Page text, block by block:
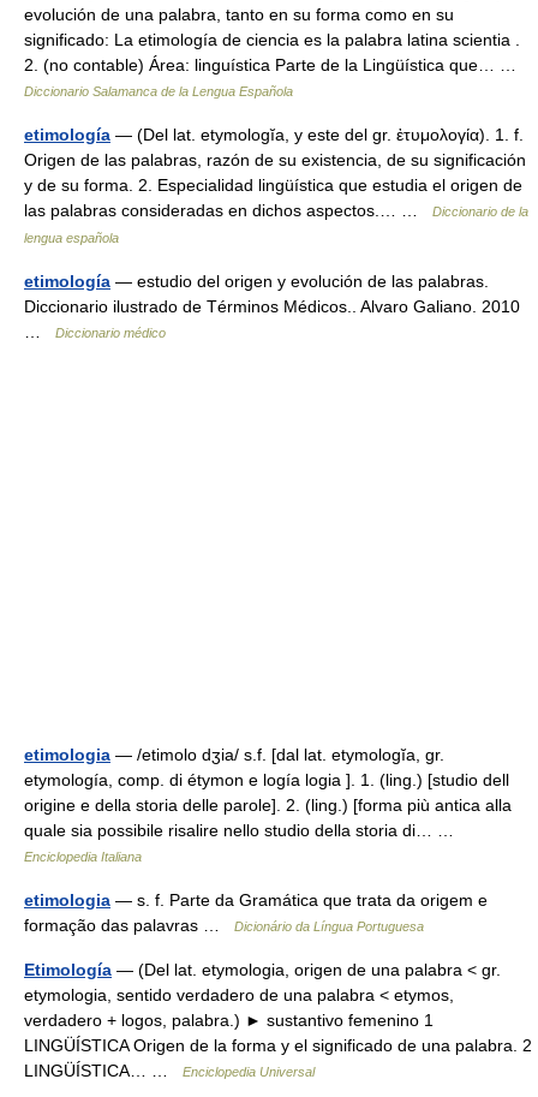
evolución de una palabra, tanto en su forma como en su
significado: La etimología de ciencia es la palabra latina scientia .
2. (no contable) Área: linguística Parte de la Lingüística que… …
Diccionario Salamanca de la Lengua Española
etimología — (Del lat. etymologĭa, y este del gr. ἐτυμολογία). 1. f.
Origen de las palabras, razón de su existencia, de su significación
y de su forma. 2. Especialidad lingüística que estudia el origen de
las palabras consideradas en dichos aspectos.… …
Diccionario de la
lengua española
etimología — estudio del origen y evolución de las palabras.
Diccionario ilustrado de Términos Médicos.. Alvaro Galiano. 2010
Diccionario médico
etimologia — /etimolo dʒia/ s.f. [dal lat. etymologĭa, gr.
etymología, comp. di étymon e logía logia ]. 1. (ling.) [studio dell
origine e della storia delle parole]. 2. (ling.) [forma più antica alla
quale sia possibile risalire nello studio della storia di… …
Enciclopedia Italiana
etimologia — s. f. Parte da Gramática que trata da origem e
formação das palavras …
Dicionário da Língua Portuguesa
Etimología — (Del lat. etymologia, origen de una palabra < gr.
etymologia, sentido verdadero de una palabra < etymos,
verdadero + logos, palabra.) ► sustantivo femenino 1
LINGÜÍSTICA Origen de la forma y el significado de una palabra. 2
LINGÜÍSTICA… …
Enciclopedia Universal